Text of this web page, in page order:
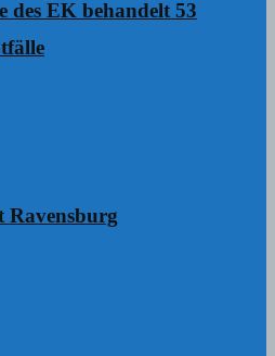
des EK behandelt 53
Ravensburg